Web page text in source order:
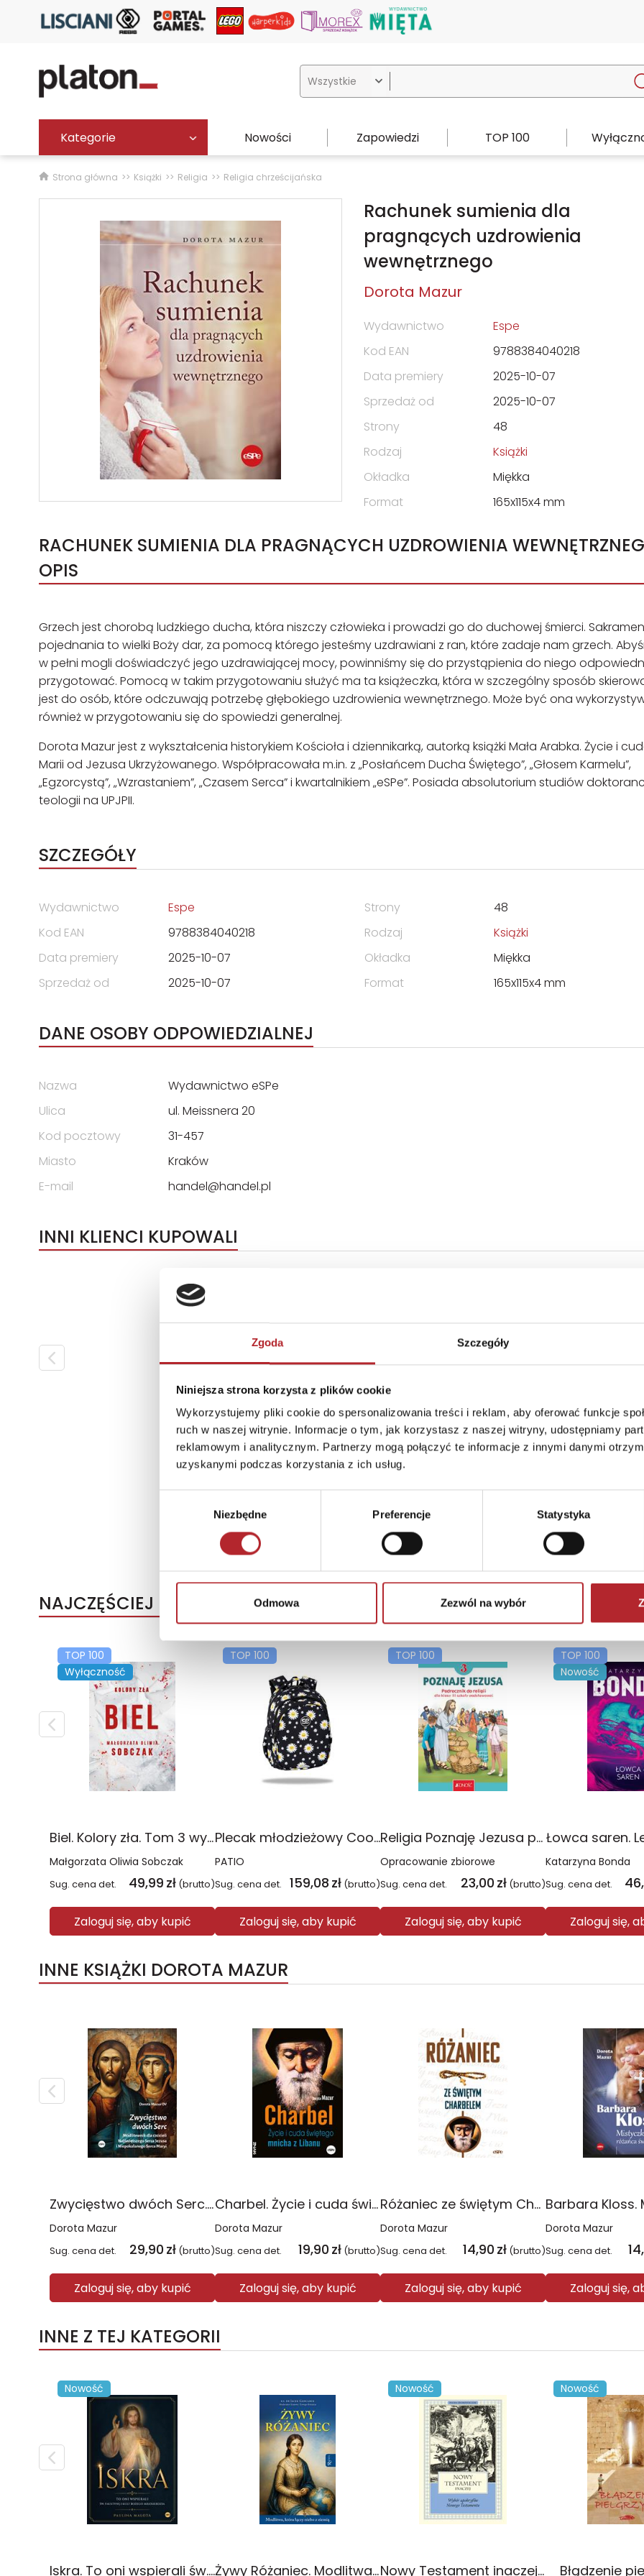
Zgoda Szczegóły
Niniejsza strona korzysta z plików cookie
Wykorzystujemy pliki cookie do spersonalizowania treści i reklam, aby oferować funkcje
ruch w naszej witrynie. Informacje o tym, jak korzystasz z naszej witryny, udostępniamy
reklamowym i analitycznym. Partnerzy mogą połączyć te informacje z innymi danymi
uzyskanymi podczas korzystania z ich usług.
Niezbędne Preferencje Statystyka
Odmowa Zezwól na wybór

Kategorie Nowości Zapowiedzi TOP 100
Strona główna Książki Religia Religia chrześcijańska
Rachunek sumienia dla
pragnących uzdrowienia
wewnętrznego
Dorota Mazur
Wydawnictwo
Espe
Kod EAN
9788384040218
Data premiery
2025-10-07
Sprzedaż od
2025-10-07
Strony
48
Rodzaj
Książki
Okładka
Miękka
Format
165x115x4 mm
RACHUNEK SUMIENIA DLA PRAGNĄCYCH UZDROWIENIA
OPIS
Grzech jest chorobą ludzkiego ducha, która niszczy człowieka i prowadzi go do duchowej śmierci.
pojednania to wielki Boży dar, za pomocą którego jesteśmy uzdrawiani z ran, które zadaje nam grzech.
w pełni mogli doświadczyć jego uzdrawiającej mocy, powinniśmy się do przystąpienia do niego
przygotować. Pomocą w takim przygotowaniu służyć ma ta książeczka, która w szczególny sposób
jest do osób, które odczuwają potrzebę głębokiego uzdrowienia wewnętrznego. Może być ona
również w przygotowaniu się do spowiedzi generalnej.
Dorota Mazur jest z wykształcenia historykiem Kościoła i dziennikarką, autorką książki Mała Arabka. Życie i
Marii od Jezusa Ukrzyżowanego. Współpracowała m.in. z „Posłańcem Ducha Świętego”, „Głosem Karmelu”,
„Egzorcystą”, „Wzrastaniem”, „Czasem Serca” i kwartalnikiem „eSPe”. Posiada absolutorium studiów
teologii na UPJPII.
SZCZEGÓŁY
Wydawnictwo
Espe
Kod EAN
9788384040218
Data premiery
2025-10-07
Sprzedaż od
2025-10-07
Strony
48
Rodzaj
Książki
Okładka
Miękka
Format
165x115x4 mm
DANE OSOBY ODPOWIEDZIALNEJ
Nazwa
Wydawnictwo eSPe
Ulica
ul. Meissnera 20
Kod pocztowy
31-457
Miasto
Kraków
E-mail
handel@handel.pl
INNI KLIENCI KUPOWALI
Brak danych
NAJCZĘŚCIEJ KUPOWANE
TOP 100
Wyłączność
Biel. Kolory zła. Tom 3 wyd. 2025
Małgorzata Oliwia Sobczak
Sug. cena det. 49,99 zł (brutto)
Zaloguj się, aby kupić
TOP 100
Plecak młodzieżowy Coolpack Jerry Daisy Black
PATIO
Sug. cena det. 159,08 zł (brutto)
Zaloguj się, aby kupić
TOP 100
Religia Poznaję Jezusa podręcznik dla klasy 3 szkoły podstawowej
Opracowanie zbiorowe
Sug. cena det. 23,00 zł (brutto)
Zaloguj się, aby kupić
TOP 100
Nowość
Łowca saren.
Katarzyna Bonda
Sug. cena det.
Zaloguj się,
INNE KSIĄŻKI DOROTA MAZUR
Zwycięstwo dwóch Serc. Modlitewnik dla czcicieli Najświętszego Serca Jezusa i Niepokalanego Serca Maryi
Dorota Mazur
Sug. cena det. 29,90 zł (brutto)
Zaloguj się, aby kupić
Charbel. Życie i cuda świętego mnicha z Libanu
Dorota Mazur
Sug. cena det. 19,90 zł (brutto)
Zaloguj się, aby kupić
Różaniec ze świętym Charbelem
Dorota Mazur
Sug. cena det. 14,90 zł (brutto)
Zaloguj się, aby kupić
Dorota Mazur
Sug. cena det.
Zaloguj się,
INNE Z TEJ KATEGORII
Nowość
Iskra. To oni wspierali św. Faustynę i kult Bożego miłosierdzia Żywy Różaniec. Modlitwa, który łączy niebo z ziemią
Nowość
Nowy Testament inaczej. Wybór apokryfów Nowego Testamentu. Pisma apokryficzne
Nowość
Błądzenie